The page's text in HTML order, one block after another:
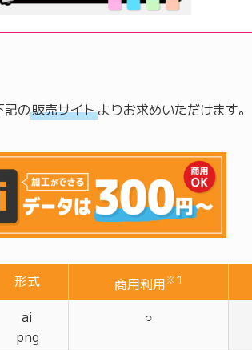
記の販売サイトよりお求めいただけます。
形式 商用利用※1
ai
png
○